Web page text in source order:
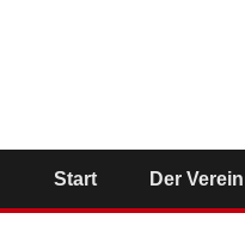
Start Der Verein